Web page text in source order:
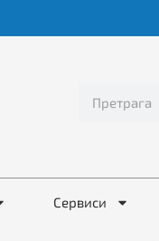
Сервиси